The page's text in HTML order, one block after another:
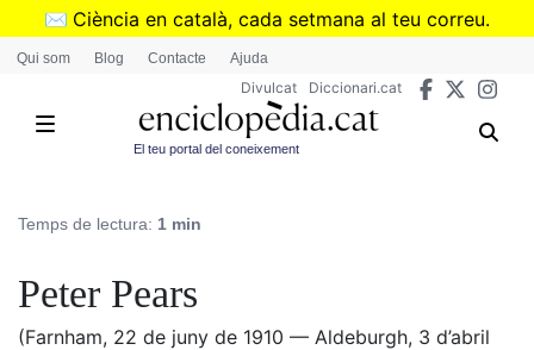
Vés
✉️ Ciència en català, cada setmana al teu correu.
➜Subscriu-te al butlletí de Divulcat
Qui som Blog Contacte Ajuda
Divulcat Diccionari.cat
El teu portal del coneixement
Temps de lectura: 1 min
Peter Pears
(Farnham, 22 de juny de 1910 — Aldeburgh, 3 d’abril